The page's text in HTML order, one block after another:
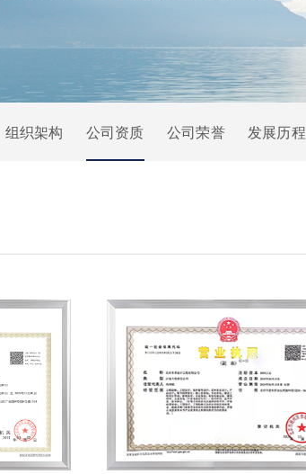
组织架构 公司资质 公司荣誉 发展历程